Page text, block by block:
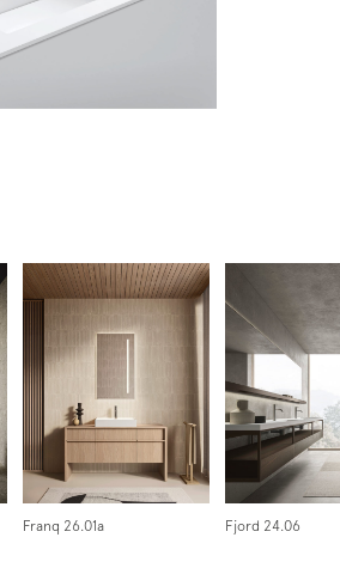
Franq 26.01a Fjord 24.06